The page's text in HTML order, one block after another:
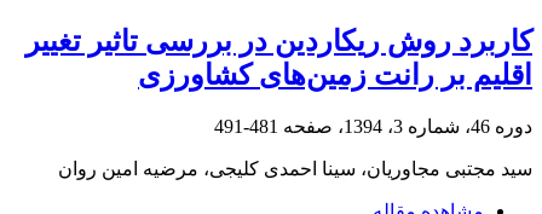
کاربرد روش ریکاردین در بررسی تاثیر تغییر
اقلیم بر رانت زمین‌‌های کشاورزی
دوره 46، شماره 3، 1394، صفحه 481-491
سید مجتبی مجاوریان، سینا احمدی کلیجی، مرضیه امین روان